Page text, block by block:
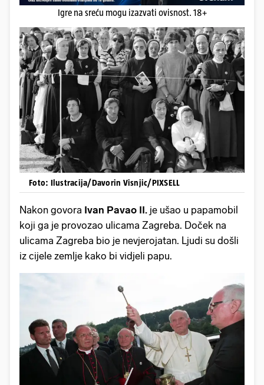
Igre na sreću mogu izazvati ovisnost. 18+
Foto: Ilustracija/Davorin Visnjic/PIXSELL
Nakon govora Ivan Pavao II. je ušao u papamobil
koji ga je provozao ulicama Zagreba. Doček na
ulicama Zagreba bio je nevjerojatan. Ljudi su došli
iz cijele zemlje kako bi vidjeli papu.